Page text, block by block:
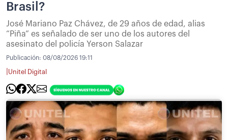
Brasil?
José Mariano Paz Chávez, de 29 años de edad, alias
“Piña” es señalado de ser uno de los autores del
asesinato del policía Yerson Salazar
Publicación: 08/08/2026 19:11
Unitel Digital